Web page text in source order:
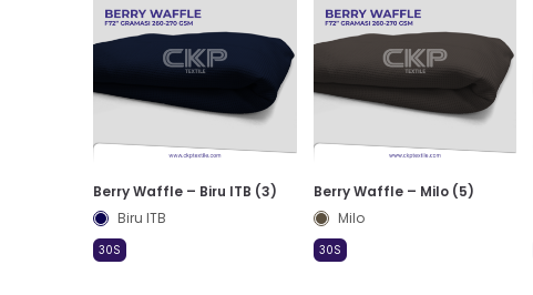
Berry Waffle – Biru ITB (3)
Biru ITB
30S
Berry Waffle – Milo (5)
Milo
30S